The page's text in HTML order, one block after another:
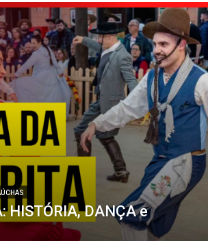
HISTÓRIA, DANÇA e